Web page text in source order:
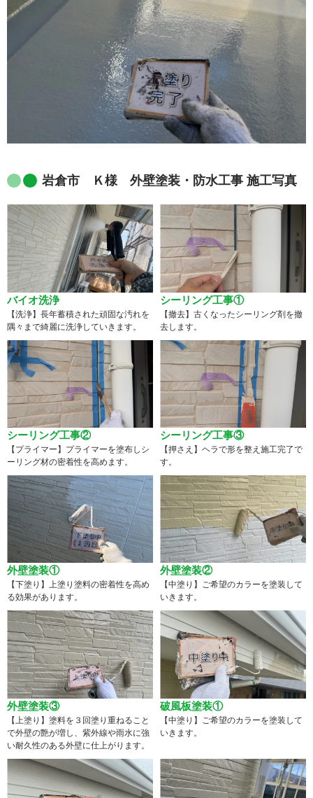
岩倉市 Ｋ様 外壁塗装・防水工事 施工写真
バイオ洗浄
【洗浄】長年蓄積された頑固な汚れを
隅々まで綺麗に洗浄していきます。
シーリング工事①
【撤去】古くなったシーリング剤を撤
去します。
シーリング工事②
【プライマー】プライマーを塗布しシ
ーリング材の密着性を高めます。
シーリング工事③
【押さえ】ヘラで形を整え施工完了で
す。
外壁塗装①
【下塗り】上塗り塗料の密着性を高め
る効果があります。
外壁塗装②
【中塗り】ご希望のカラーを塗装して
いきます。
外壁塗装③
【上塗り】塗料を３回塗り重ねること
で外壁の艶が増し、紫外線や雨水に強
い耐久性のある外壁に仕上がります。
破風板塗装①
【中塗り】ご希望のカラーを塗装して
いきます。